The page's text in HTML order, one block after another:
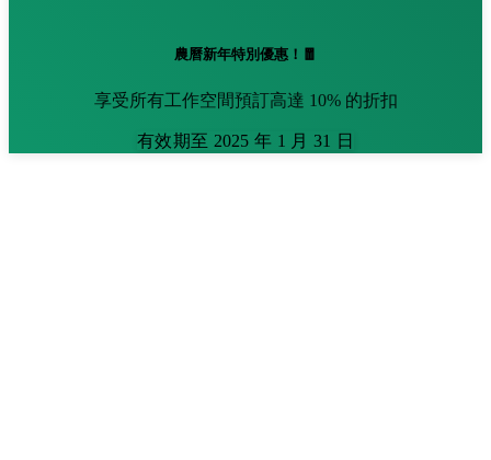
農曆新年特別優惠！🧧
享受所有工作空間預訂高達 10% 的折扣
有效期至 2025 年 1 月 31 日